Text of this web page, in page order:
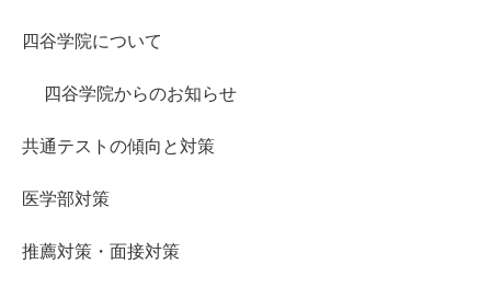
四谷学院について
四谷学院からのお知らせ
共通テストの傾向と対策
医学部対策
推薦対策・面接対策